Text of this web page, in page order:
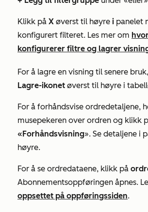
Klikk på X øverst til høyre i panelet
konfigurert filteret. Les mer om
konfigurerer filtre og lagrer
For å lagre en visning til senere
Lagre-ikonet øverst til høyre i
For å forhåndsvise ordredetaljene,
musepekeren over ordren og klikk
«Forhåndsvisning». Se detaljene i
høyre.
For å se ordredataene, klikk på
Abonnementsoppføringen åpnes.
oppsettet på oppføringssiden.